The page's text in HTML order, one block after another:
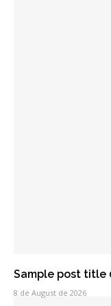
Sample post title
8 de August de 2026